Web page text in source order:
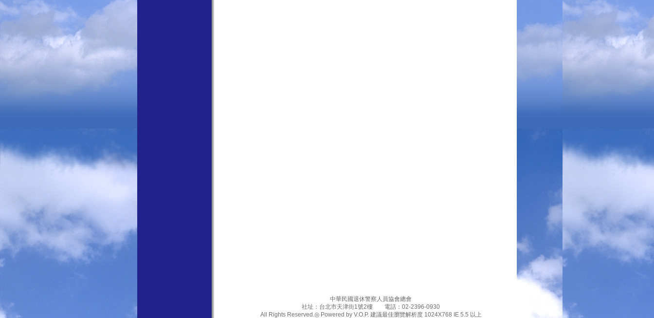
中華民國退休警察人員協會總會
社址：台北市天津街1號2樓 電話：02-2396-0930
All Rights Reserved.◎ Powered by V.O.P. 建議最佳瀏覽解析度 1024X768 IE 5.5 以上